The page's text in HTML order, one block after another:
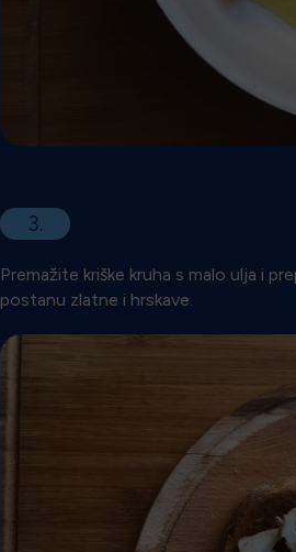
3.
Premažite kriške kruha s malo ulja i
postanu zlatne i hrskave.